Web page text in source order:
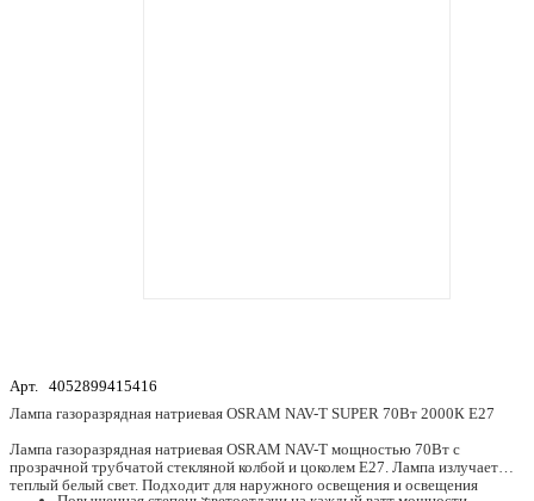
Арт. 4052899415416
Лампа газоразрядная натриевая OSRAM NAV-T SUPER 70Вт 2000К E27
Лампа газоразрядная натриевая OSRAM NAV-T мощностью 70Вт с
прозрачной трубчатой стекляной колбой и цоколем E27. Лампа излучает
теплый белый свет. Подходит для наружного освещения и освещения